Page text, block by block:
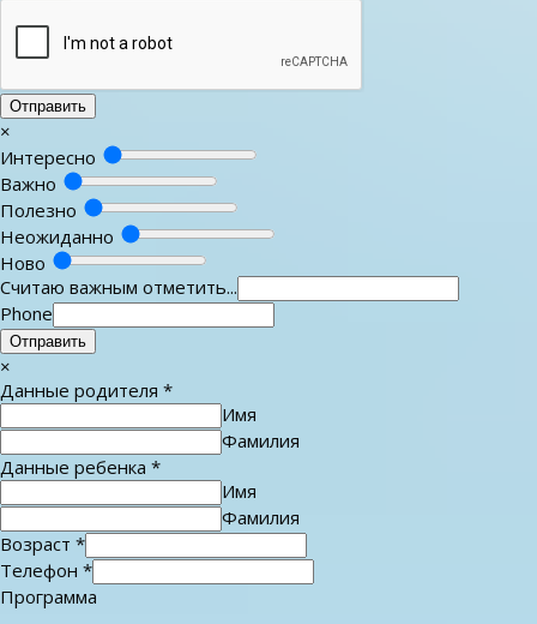
Отправить
×
Интересно
Важно
Полезно
Неожиданно
Ново
Считаю важным отметить...
Phone
Отправить
×
Данные родителя *
Имя
Фамилия
Данные ребенка *
Имя
Фамилия
Возраст *
Телефон *
Программа